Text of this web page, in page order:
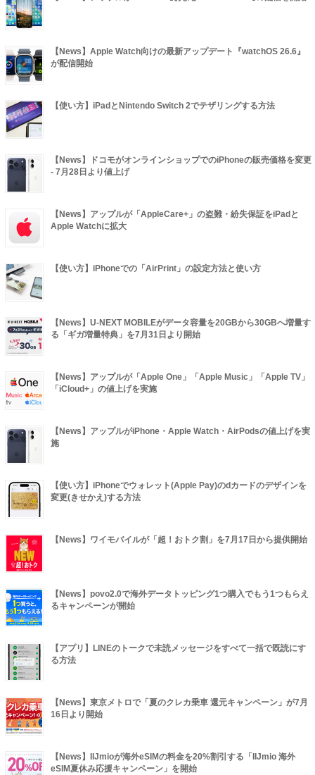
【News】Apple Watch向けの最新アップデート『watchOS 26.6』
が配信開始
【使い方】iPadとNintendo Switch 2でテザリングする方法
【News】ドコモがオンラインショップでのiPhoneの販売価格を変更
- 7月28日より値上げ
【News】アップルが「AppleCare+」の盗難・紛失保証をiPadと
Apple Watchに拡大
【使い方】iPhoneでの「AirPrint」の設定方法と使い方
【News】U-NEXT MOBILEがデータ容量を20GBから30GBへ増量す
る「ギガ増量特典」を7月31日より開始
【News】アップルが「Apple One」「Apple Music」「Apple TV」
「iCloud+」の値上げを実施
【News】アップルがiPhone・Apple Watch・AirPodsの値上げを実
施
【使い方】iPhoneでウォレット(Apple Pay)のdカードのデザインを
変更(きせかえ)する方法
【News】ワイモバイルが「超！おトク割」を7月17日から提供開始
【News】povo2.0で海外データトッピング1つ購入でもう1つもらえ
るキャンペーンが開始
【アプリ】LINEのトークで未読メッセージをすべて一括で既読にす
る方法
【News】東京メトロで「夏のクレカ乗車 還元キャンペーン」が7月
16日より開始
【News】IIJmioが海外eSIMの料金を20%割引する「IIJmio 海外
eSIM夏休み応援キャンペーン」を開始